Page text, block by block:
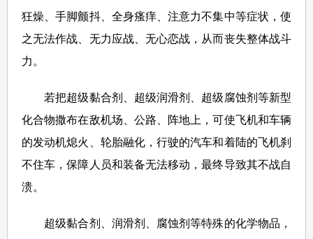
狂燥、手脚颤抖、全身瘙痒、注意力不集中等症状，使
之无法作战、无力应战、无心恋战，从而丧失整体战斗
力。
若把超级黏合剂、超级润滑剂、超级腐蚀剂等新型
化合物撒布在敌机场、公路、阵地上，可使飞机和车辆
的发动机熄火、轮胎融化，行驶的汽车和着陆的飞机刹
不住车，保障人员和装备无法移动，最终导致其不战自
溃。
超级黏合剂、润滑剂、腐蚀剂等特殊的化学物品，